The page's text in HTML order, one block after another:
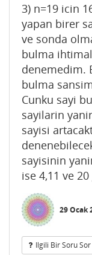
3) n=19 icin
yapan birer
ve sonda
bulma
denemedim.
bulma
Cunku sayi
sayilarin
sayisi
sayisinin
ise 4,11 ve
29 Ocak
Ilgili Bir Soru Sor